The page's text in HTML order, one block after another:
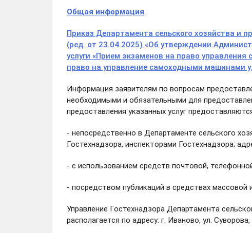
Общая информация
Приказ Департамента сельского хозяйства и
(ред. от 23.04.2025) «Об утверждении
услуги «Прием экзаменов на право
право на управление самоходными машинами
Информация заявителям по вопросам
необходимыми и обязательными для
предоставления указанных услуг
- непосредственно в Департаменте сельского
Гостехнадзора, инспекторами Гостехнадзора;
- с использованием средств почтовой,
- посредством публикаций в средствах массовой
Управление Гостехнадзора Департамента
располагается по адресу: г. Иваново, ул. Суворова,